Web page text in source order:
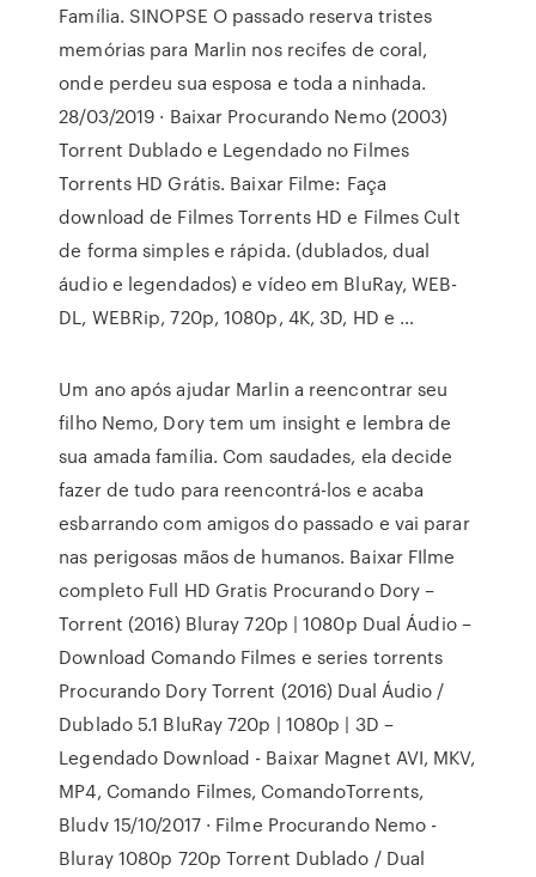
Família. SINOPSE O passado reserva tristes
memórias para Marlin nos recifes de coral,
onde perdeu sua esposa e toda a ninhada.
28/03/2019 · Baixar Procurando Nemo (2003)
Torrent Dublado e Legendado no Filmes
Torrents HD Grátis. Baixar Filme: Faça
download de Filmes Torrents HD e Filmes Cult
de forma simples e rápida. (dublados, dual
áudio e legendados) e vídeo em BluRay, WEB-
DL, WEBRip, 720p, 1080p, 4K, 3D, HD e …
Um ano após ajudar Marlin a reencontrar seu
filho Nemo, Dory tem um insight e lembra de
sua amada família. Com saudades, ela decide
fazer de tudo para reencontrá-los e acaba
esbarrando com amigos do passado e vai parar
nas perigosas mãos de humanos. Baixar FIlme
completo Full HD Gratis Procurando Dory –
Torrent (2016) Bluray 720p | 1080p Dual Áudio –
Download Comando Filmes e series torrents
Procurando Dory Torrent (2016) Dual Áudio /
Dublado 5.1 BluRay 720p | 1080p | 3D –
Legendado Download - Baixar Magnet AVI, MKV,
MP4, Comando Filmes, ComandoTorrents,
Bludv 15/10/2017 · Filme Procurando Nemo -
Bluray 1080p 720p Torrent Dublado / Dual